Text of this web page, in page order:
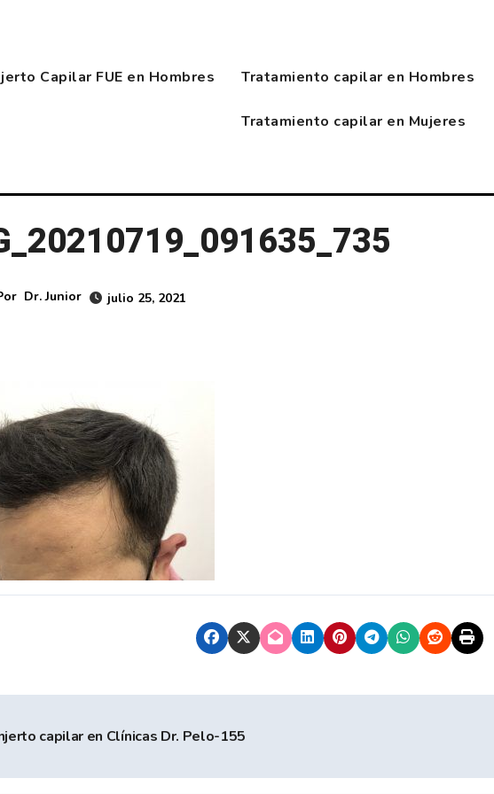
Capilar FUE en Hombres Tratamiento capilar en Hombres
Tratamiento capilar en Mujeres
Dr. Junior julio 25, 2021
capilar en Clínicas Dr. Pelo-155